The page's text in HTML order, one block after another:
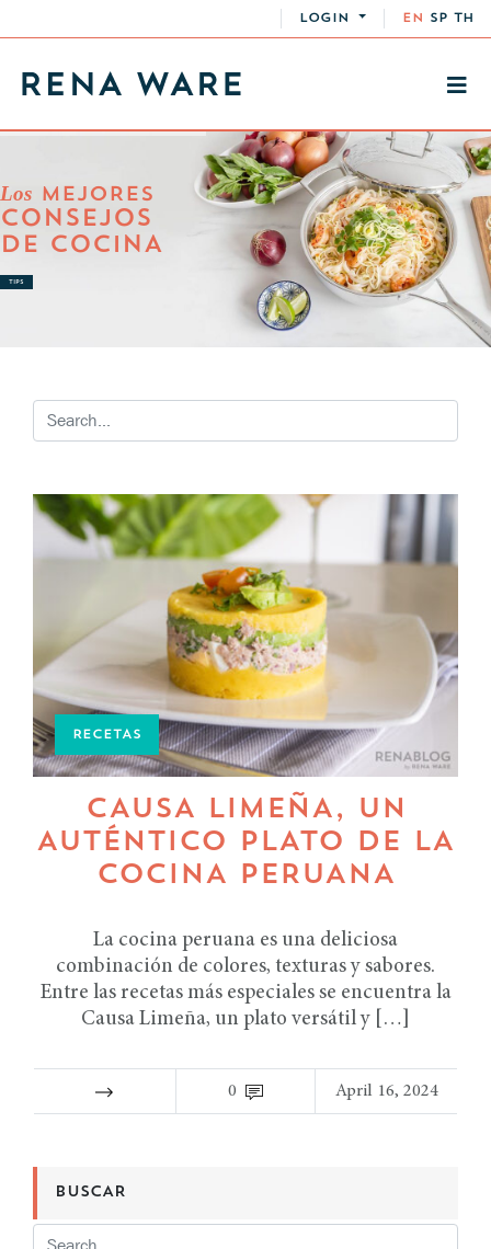
LOGIN EN SP TH
Los MEJORES
CONSEJOS
DE COCINA
TIPS
RECETAS
CAUSA LIMEÑA, UN
AUTÉNTICO PLATO DE LA
COCINA PERUANA
La cocina peruana es una deliciosa
combinación de colores, texturas y sabores.
Entre las recetas más especiales se encuentra la
Causa Limeña, un plato versátil y […]
0 April 16, 2024
BUSCAR